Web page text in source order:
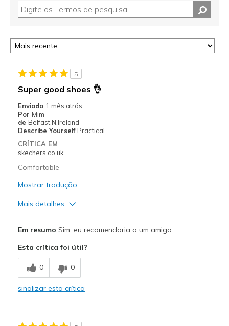
5
Super good shoes 👌
Enviado 1 mês atrás
Por Mim
de Belfast,N.Ireland
Describe Yourself Practical
CRÍTICA EM
skechers.co.uk
Comfortable
Mostrar tradução
Mais detalhes
Breathe Well
Comfortable
Em resumo Sim, eu recomendaria a um amigo
Esta crítica foi útil?
0 0
sinalizar esta crítica